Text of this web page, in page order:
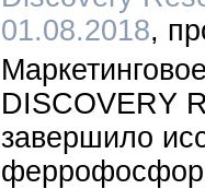
01.08.2018
DISCOVERY
завершило